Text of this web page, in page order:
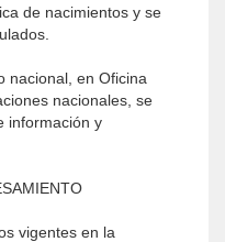
de nacimientos y se
nacional, en Oficina
nacionales, se
información y
vigentes en la